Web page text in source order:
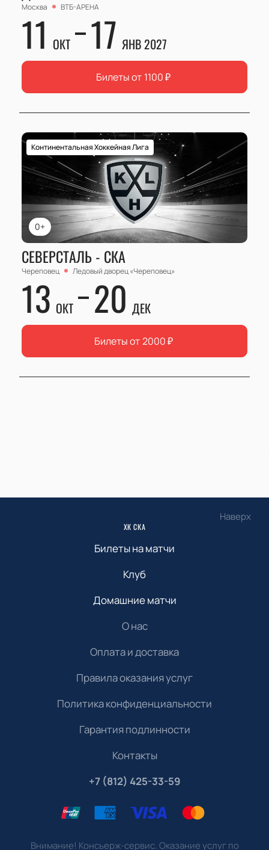
Москва ВТБ-АРЕНА
11 ОКТ 17 ЯНВ 2027
Билеты от 1100₽
0+
Континентальная Хоккейная Лига
СЕВЕРСТАЛЬ - СКА
Череповец Ледовый дворец «Череповец»
13 ОКТ 20 ДЕК
Билеты от 2000₽
Наверх
ХК СКА
Билеты на матчи
Клуб
Домашние матчи
О нас
Оплата и доставка
Правила оказания услуг
Политика конфиденциальности
Гарантия подлинности
Контакты
+7 (812) 425-33-59
Внимание! Консьерж-сервис. Оказание услуг по